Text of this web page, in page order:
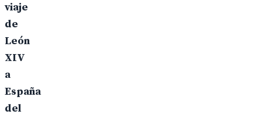
viaje
de
León
XIV
a
España
del